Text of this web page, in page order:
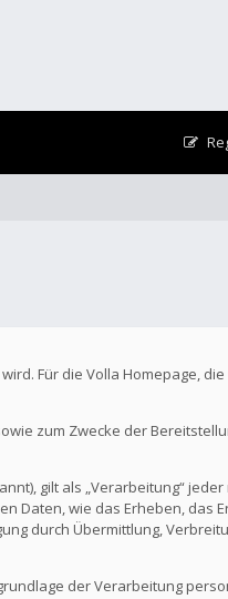
Für die Volla Homepage,
zum Zwecke der
gilt als „Verarbeitung“
Daten, wie das Erheben, das
durch Übermittlung,
der Verarbeitung